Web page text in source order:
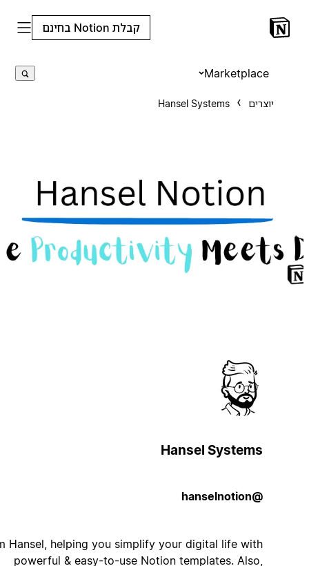
קבלת Notion בחינם
Marketplace
Hansel Systems
Hansel Systems
I'm Hansel, helping you simplify your digital life with
powerful & easy-to-use Notion templates. Also,